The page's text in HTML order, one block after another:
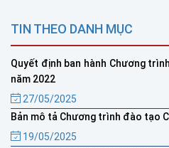
TIN THEO DANH MỤC
Quyết định ban hành Chương
năm 2022
27/05/2025
Bản mô tả Chương trình đào tạo
19/05/2025